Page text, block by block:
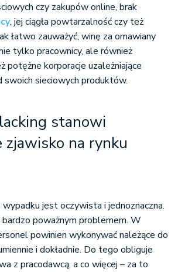
czy zakupów online, brak
, jej ciągła powtarzalność czy też
łatwo zauważyć, winę za omawiany
tylko pracownicy, ale również
potężne korporacje uzależniające
swoich sieciowych produktów.
stanowi
na rynku
jest oczywista i jednoznaczna.
poważnym problemem. W
powinien wykonywać należące do
i dokładnie. Do tego obliguje
z pracodawcą, a co więcej – za to